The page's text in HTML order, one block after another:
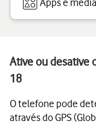
Apps e media
Ative ou desative
18
O telefone pode
através do GPS